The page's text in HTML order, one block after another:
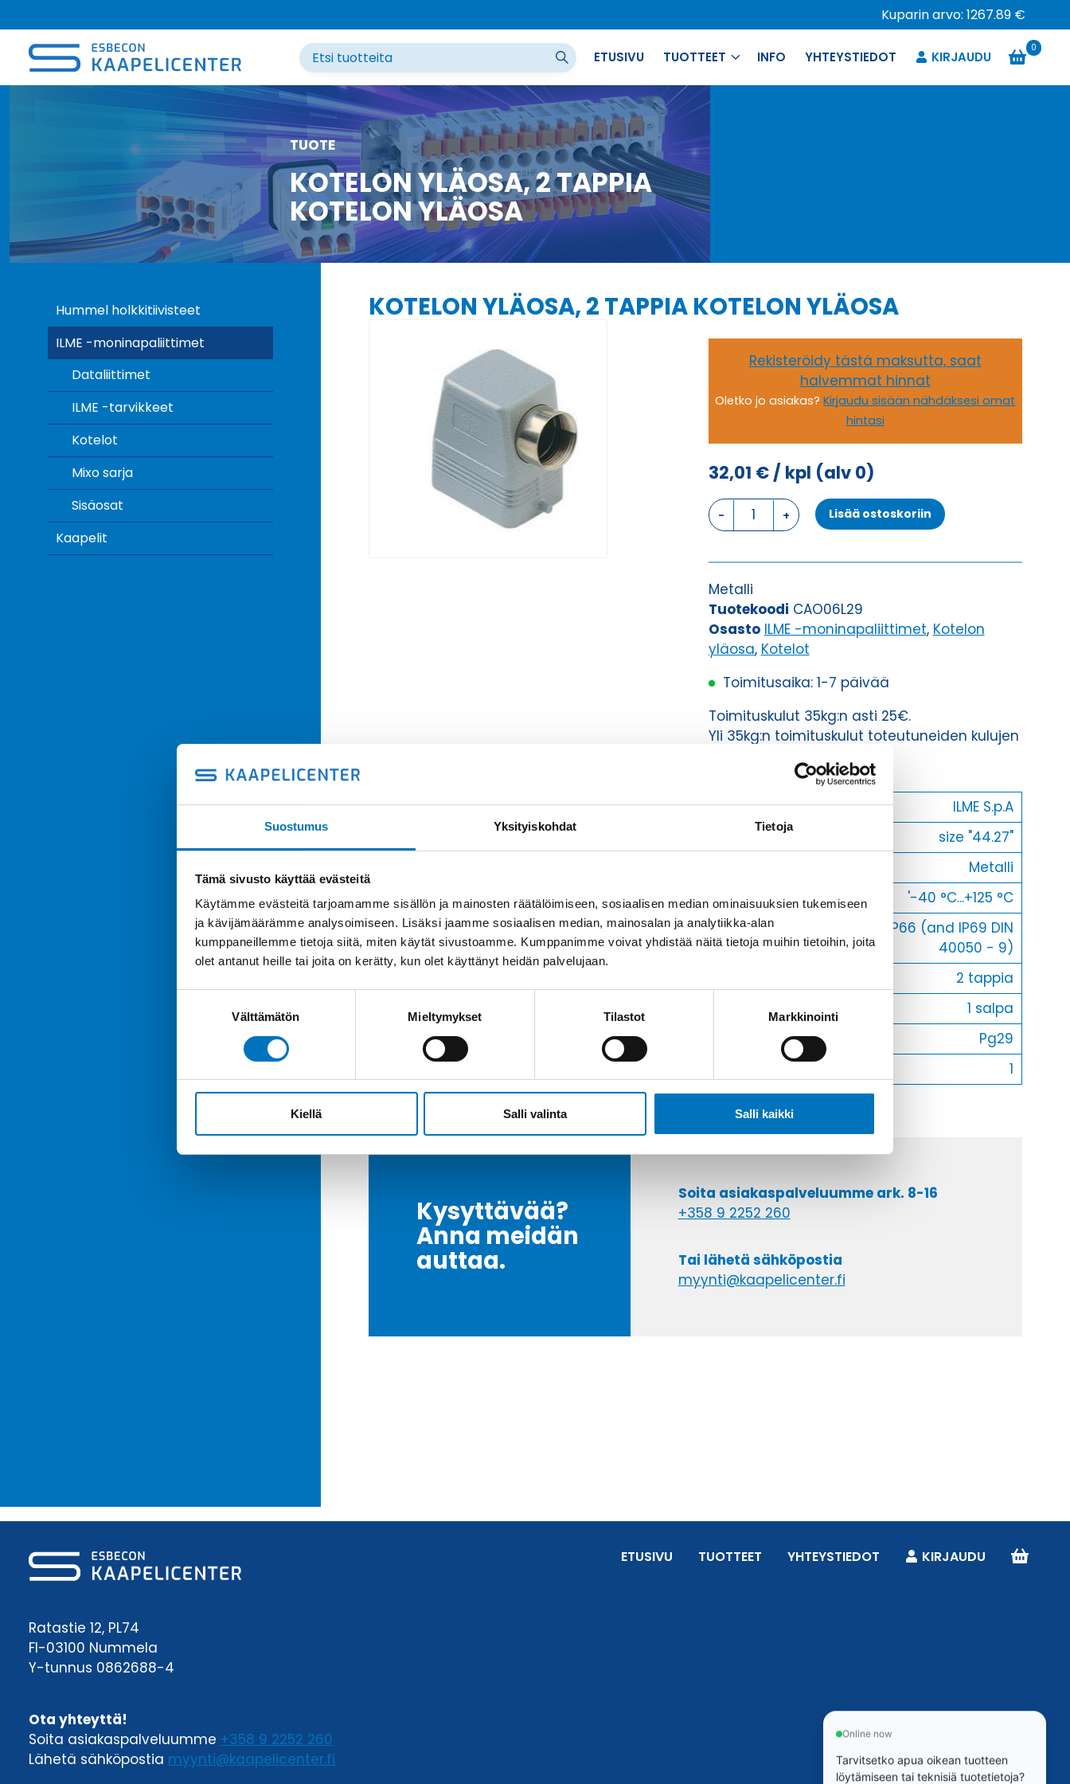
Suostumus Yksityiskohdat Tietoja
Tämä sivusto käyttää evästeitä
Käytämme evästeitä tarjoamamme sisällön ja mainosten räätälöimiseen, sosiaalisen median ominaisuuksien tukemiseen
ja kävijämäärämme analysoimiseen. Lisäksi jaamme sosiaalisen median, mainosalan ja analytiikka-alan
kumppaneillemme tietoja siitä, miten käytät sivustoamme. Kumppanimme voivat yhdistää näitä tietoja muihin tietoihin, joita
olet antanut heille tai joita on kerätty, kun olet käyttänyt heidän palvelujaan.
Välttämätön Mieltymykset Tilastot Markkinointi
Kiellä Salli valinta Salli kaikki
sisältöön
Kuparin arvo: 1267.89 €
ETUSIVU TUOTTEET INFO YHTEYSTIEDOT KIRJAUDU
0
TUOTE
KOTELON YLÄOSA, 2 TAPPIA
KOTELON YLÄOSA
Hummel holkkitiivisteet
ILME -moninapaliittimet
Dataliittimet
ILME -tarvikkeet
Kotelot
Mixo sarja
Sisäosat
Kaapelit
KOTELON YLÄOSA, 2 TAPPIA KOTELON YLÄOSA
Rekisteröidy tästä maksutta, saat
halvemmat hinnat
Oletko jo asiakas?Kirjaudu sisään nähdäksesi omat
hintasi
32,01 €/ kpl (alv 0)
KOTELON
YLÄOSA,
TAPPIA
KOTELON
YLÄOSA
määrä
Lisää ostoskoriin
Metalli
Tuotekoodi CAO06L29
Osasto ILME -moninapaliittimet, Kotelon
yläosa, Kotelot
Toimitusaika: 1-7 päivää
Toimituskulut 35kg:n asti 25€.
Yli 35kg:n toimituskulut toteutuneiden kulujen
Valmistaja
ILME S.p.A
size "44.27"
Metalli
Käyttölämpötila
'-40 °C...+125 °C
IP-luokka
IP66 (and IP69 DIN
40050 - 9)
2 tappia
Vastakohta L
1 salpa
Pg29
1
Kysyttävää?
Anna meidän
auttaa.
Soita asiakaspalveluumme ark. 8-16
+358 9 2252 260
Tai lähetä sähköpostia
myynti@kaapelicenter.fi
Ratastie 12, PL74
FI-03100 Nummela
Y-tunnus 0862688-4
Ota yhteyttä!
Soita asiakaspalveluumme +358 9 2252 260
Lähetä sähköpostia myynti@kaapelicenter.fi
ETUSIVU TUOTTEET YHTEYSTIEDOT KIRJAUDU
Online now
Tarvitsetko apua oikean tuotteen
löytämiseen tai teknisiä tuotetietoja?